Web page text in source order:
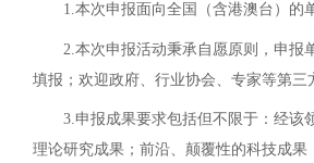
1.本次申报面向全国（含港澳台）的单
2.本次申报活动秉承自愿原则，申报
填报；欢迎政府、行业协会、专家等第三
3.申报成果要求包括但不限于：经该
理论研究成果；前沿、颠覆性的科技成果